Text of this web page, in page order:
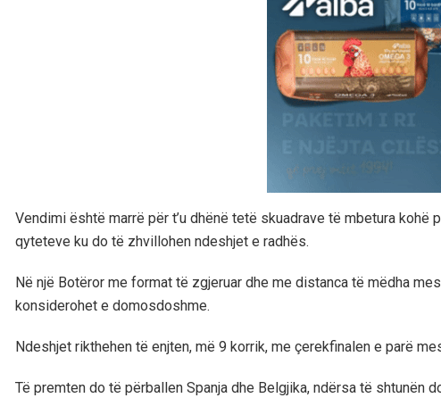
Vendimi është marrë për t’u dhënë tetë skuadrave të mbetura
qyteteve ku do të zhvillohen ndeshjet e radhës.
Në një Botëror me format të zgjeruar dhe me distanca të mëdha
konsiderohet e domosdoshme.
Ndeshjet rikthehen të enjten, më 9 korrik, me çerekfinalen e parë
Të premten do të përballen Spanja dhe Belgjika, ndërsa të shtunën